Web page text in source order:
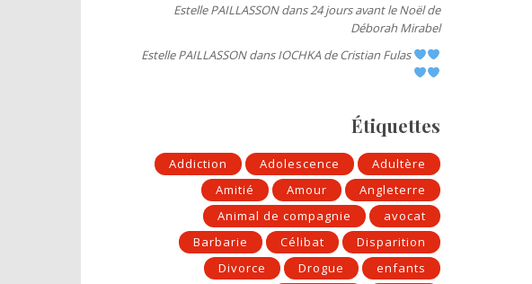
Estelle PAILLASSONdans24 jours avant le Noël de
Déborah Mirabel
Estelle PAILLASSONdansIOCHKA de Cristian Fulas
Étiquettes
Addiction Adolescence
Adultère
Amitié
Amour
Angleterre
Animal de compagnie
avocat
Barbarie
Célibat
Disparition
Divorce
Drogue
enfants